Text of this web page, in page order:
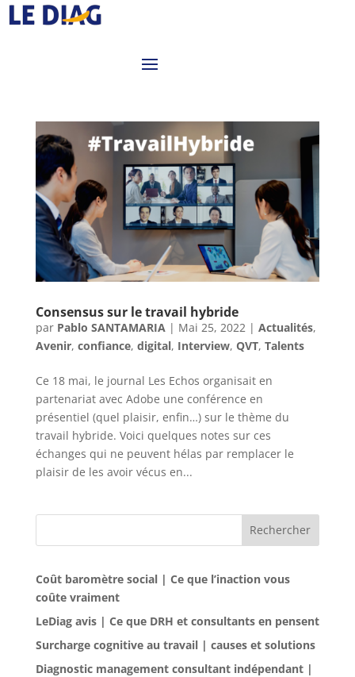
Consensus sur le travail hybride
par Pablo SANTAMARIA | Mai 25, 2022 | Actualités,
Avenir, confiance, digital, Interview, QVT, Talents
Ce 18 mai, le journal Les Echos organisait en
partenariat avec Adobe une conférence en
présentiel (quel plaisir, enfin…) sur le thème du
travail hybride. Voici quelques notes sur ces
échanges qui ne peuvent hélas par remplacer le
plaisir de les avoir vécus en...
Rechercher
Coût baromètre social | Ce que l’inaction vous
coûte vraiment
LeDiag avis | Ce que DRH et consultants en pensent
Surcharge cognitive au travail | causes et solutions
Diagnostic management consultant indépendant |